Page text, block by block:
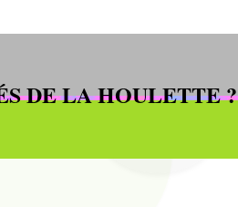
DE LA HOULETTE ?